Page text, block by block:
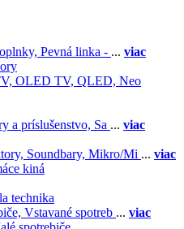
Pevná linka - ... viac
OLED TV, QLED, Neo
a príslušenstvo, Sa ... viac
Soundbary, Mikro/Mi ... viac
kiná
technika
Vstavané spotreb ... viac